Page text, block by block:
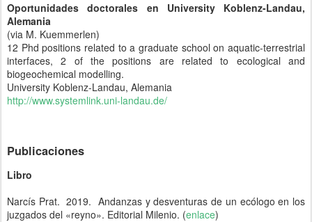
Oportunidades doctorales en University Koblenz-Landau,
Alemania
(via M. Kuemmerlen)
12 Phd positions related to a graduate school on aquatic-terrestrial
interfaces, 2 of the positions are related to ecological and
biogeochemical modelling.
University Koblenz-Landau, Alemania
http://www.systemlink.uni-landau.de/
Publicaciones
Libro
Narcís Prat. 2019. Andanzas y desventuras de un ecólogo en los
juzgados del «reyno». Editorial Milenio. (enlace)